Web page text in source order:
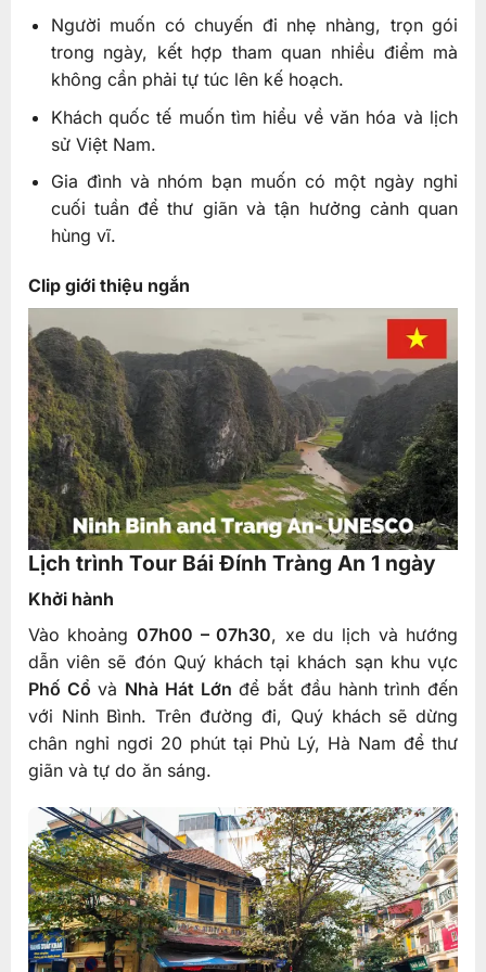
Người muốn có chuyến đi nhẹ nhàng, trọn gói
trong ngày, kết hợp tham quan nhiều điểm mà
không cần phải tự túc lên kế hoạch.
Khách quốc tế muốn tìm hiểu về văn hóa và lịch
sử Việt Nam.
Gia đình và nhóm bạn muốn có một ngày nghỉ
cuối tuần để thư giãn và tận hưởng cảnh quan
hùng vĩ.
Clip giới thiệu ngắn
Lịch trình Tour Bái Đính Tràng An 1 ngày
Khởi hành
Vào khoảng 07h00 – 07h30, xe du lịch và hướng
dẫn viên sẽ đón Quý khách tại khách sạn khu vực
Phố Cổ và Nhà Hát Lớn để bắt đầu hành trình đến
với Ninh Bình. Trên đường đi, Quý khách sẽ dừng
chân nghỉ ngơi 20 phút tại Phủ Lý, Hà Nam để thư
giãn và tự do ăn sáng.